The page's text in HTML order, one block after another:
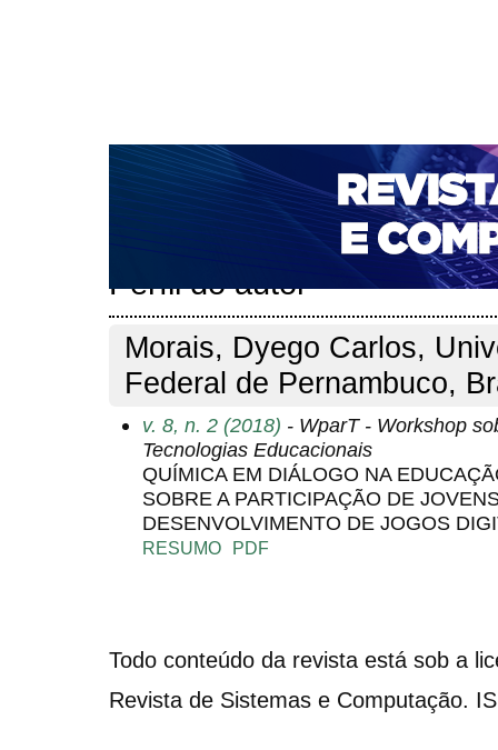
CAPA SOBRE ACESSO CADASTRO
NOTÍCIAS
PORTAL DE REVISTAS DA UNIFACS
PARA AVALIADORES
NOVA SUBMISSÃO
Perfil do autor
Morais, Dyego Carlos,
Federal de Pernambuco,
v. 8, n. 2 (2018) - WparT - Workshop
Tecnologias Educacionais
QUÍMICA EM DIÁLOGO NA
SOBRE A PARTICIPAÇÃO DE
DESENVOLVIMENTO DE JOGOS
RESUMO PDF
Todo conteúdo da revista está sob a
Revista de Sistemas e Computação.